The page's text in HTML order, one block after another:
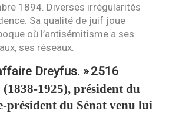
1894. Diverses irrégularités
Sa qualité de juif joue
où l’antisémitisme a ses
ses réseaux.
Dreyfus. »2516
(1838-1925), président du
président du Sénat venu lui